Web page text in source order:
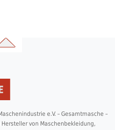
e.V. – Gesamtmasche –
von Maschenbekleidung,